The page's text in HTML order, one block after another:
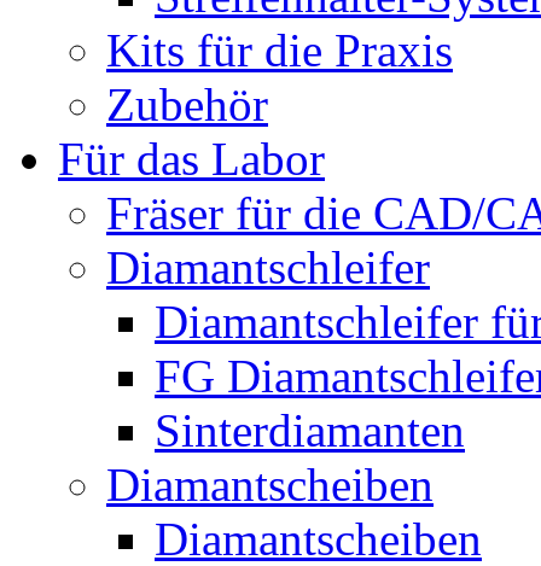
Kits für die Praxis
Zubehör
Für das Labor
Fräser für die CAD/
Diamantschleifer
Diamantschleifer
FG
Sinterdiamanten
Diamantscheiben
Diamantscheiben